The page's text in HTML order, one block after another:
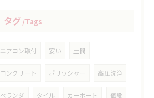
タグ Tags
エアコン取付 安い 土間
コンクリート ポリッシャー 高圧洗浄
ベランダ タイル カーポート 値段